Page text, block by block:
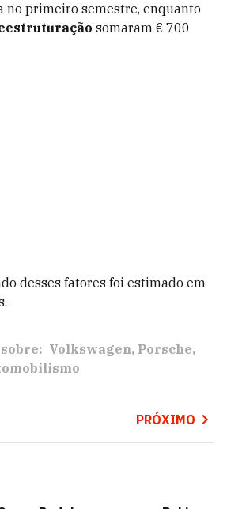
no primeiro semestre, enquanto
somaram € 700
desses fatores foi estimado em
Volkswagen Porsche
PRÓXIMO